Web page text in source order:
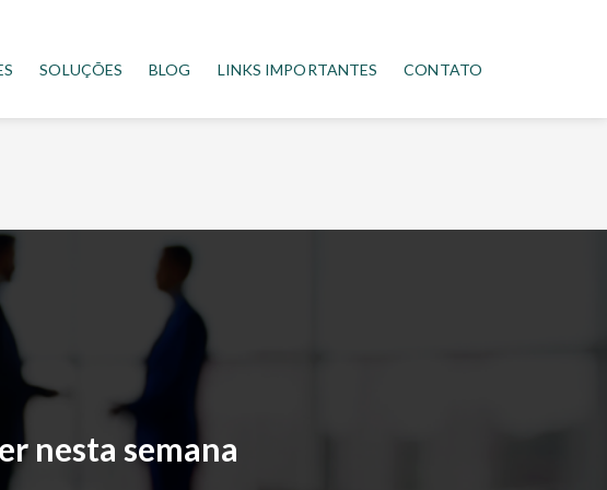
SOLUÇÕES BLOG LINKS IMPORTANTES CONTATO
nesta semana